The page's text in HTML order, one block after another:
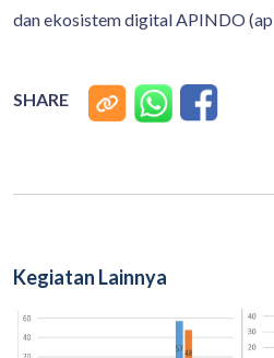
dan ekosistem digital APINDO
SHARE
Kegiatan Lainnya